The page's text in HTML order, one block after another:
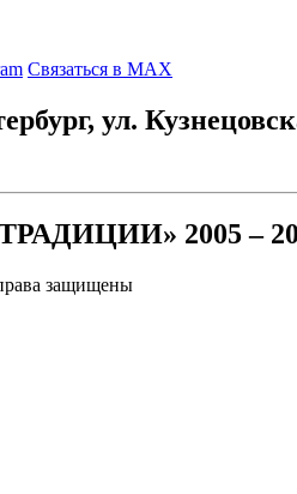
Связаться в MAX
ул.
2005 –
защищены